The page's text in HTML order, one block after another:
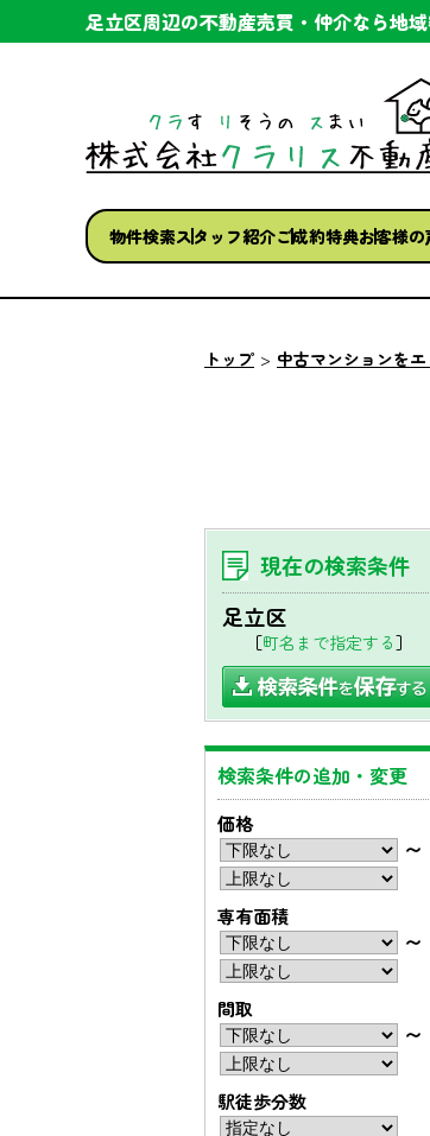
足立区周辺の不動産売買・仲介なら地
物件検索スタッフ紹介ご成約特典お客様の
トップ
中古マンションを
現在の検索条件
足立区
［町名まで指定する］
検索条件の追加・変更
価格
〜
専有面積
〜
間取
〜
駅徒歩分数